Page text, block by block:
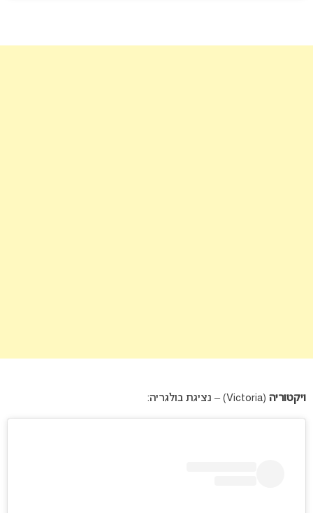
ויקטוריה (Victoria) – נציגת בולגריה: